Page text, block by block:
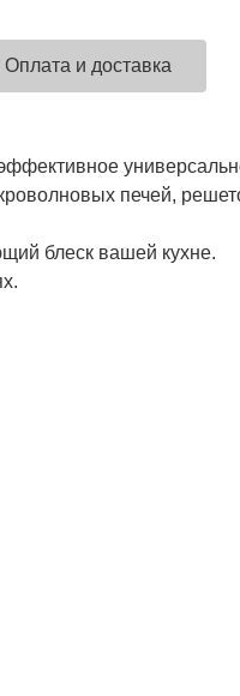
Оплата и доставка
печей,
блеск вашей кухне.